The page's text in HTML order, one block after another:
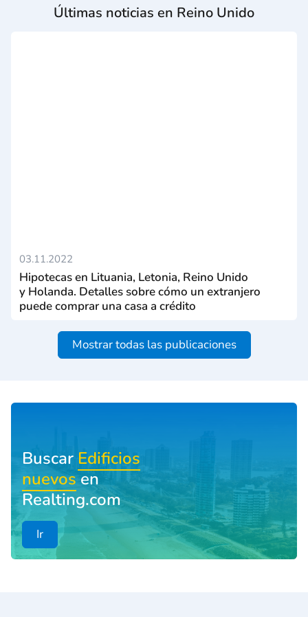
Últimas noticias en Reino Unido
03.11.2022
Hipotecas en Lituania, Letonia, Reino Unido
y Holanda. Detalles sobre cómo un extranjero
puede comprar una casa a crédito
Mostrar todas las publicaciones
Buscar Edificios
nuevosen
Realting.com
Ir